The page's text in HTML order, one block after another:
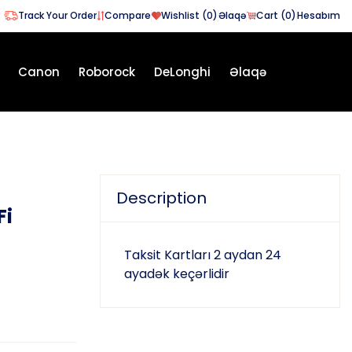
Track Your Order Compare Wishlist (0)Əlaqə Cart (0)Hesabım
Canon Roborock DeLonghi Əlaqə
Description
Taksit Kartları 2 aydan 24
ayadək keçərlidir